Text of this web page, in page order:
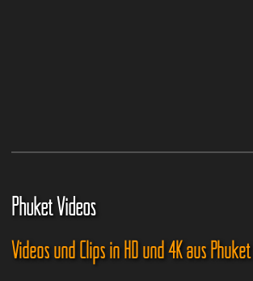
Phuket Videos
Videos und Clips in HD und 4K aus Phuket